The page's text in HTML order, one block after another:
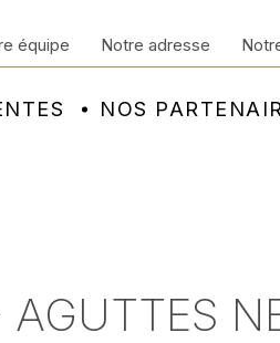
NOS
équipe Notre adresse